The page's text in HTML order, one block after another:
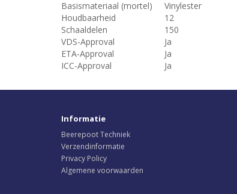
Basismateriaal (mortel)
Vinylester
Houdbaarheid
12
Schaaldelen
150
VDS-Approval
Ja
ETA-Approval
Ja
ICC-Approval
Ja
Informatie
Beerepoot Techniek
Verzendinformatie
Privacy Policy
Algemene voorwaarden